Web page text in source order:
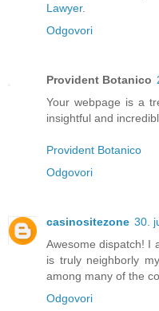
Lawyer.
Odgovori
Provident Botanico
Your webpage is a
insightful and
Provident Botanico
Odgovori
casinositezone 30.
Awesome dispatch! I
is truly neighborly
among many of the
Odgovori